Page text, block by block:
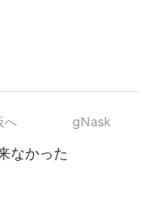
へ gNask
なかった